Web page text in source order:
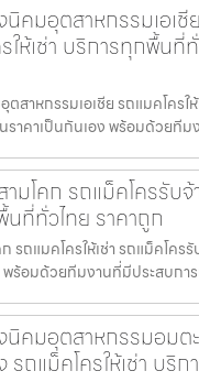
คมอุตสาหกรรมเอเชี
ให้เช่า บริการทุกพื้นที่
สาหกรรมเอเชีย รถแมคโครใ
ราคาเป็นกันเอง พร้อมด้วยที
ามโคก รถแม็คโครรับ
นที่ทั่วไทย ราคาถูก
รถแมคโครให้เช่า รถแม็คโคร
พร้อมด้วยทีมงานที่มีประสบกา
นิคมอุตสาหกรรมอมต
รถแม็คโครให้เช่า บริ